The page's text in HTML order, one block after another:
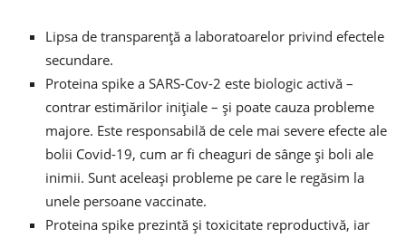
Lipsa de transparență a laboratoarelor privind efectele
secundare.
Proteina spike a SARS-Cov-2 este biologic activă –
contrar estimărilor inițiale – și poate cauza probleme
majore. Este responsabilă de cele mai severe efecte ale
bolii Covid-19, cum ar fi cheaguri de sânge și boli ale
inimii. Sunt aceleași probleme pe care le regăsim la
unele persoane vaccinate.
Proteina spike prezintă și toxicitate reproductivă, iar